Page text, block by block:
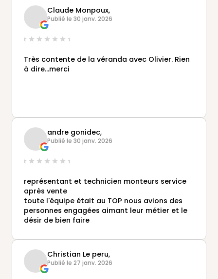
travail soigné.
Claude Monpoux,
Publié le 30 janv. 2026
Très contente de la véranda avec Olivier. Rien
à dire...merci
andre gonidec,
Publié le 30 janv. 2026
représentant et technicien monteurs service
après vente
toute l'équipe était au TOP nous avions des
personnes engagées aimant leur métier et le
désir de bien faire
Christian Le peru,
Publié le 27 janv. 2026